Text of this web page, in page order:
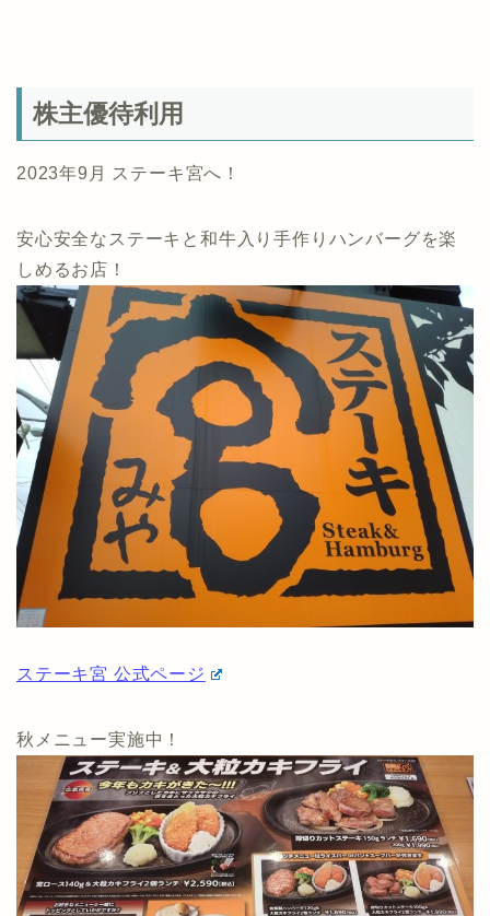
株主優待利用
2023年9月 ステーキ宮へ！
安心安全なステーキと和牛入り手作りハンバーグを楽
しめるお店！
ステーキ宮 公式ページ
秋メニュー実施中！